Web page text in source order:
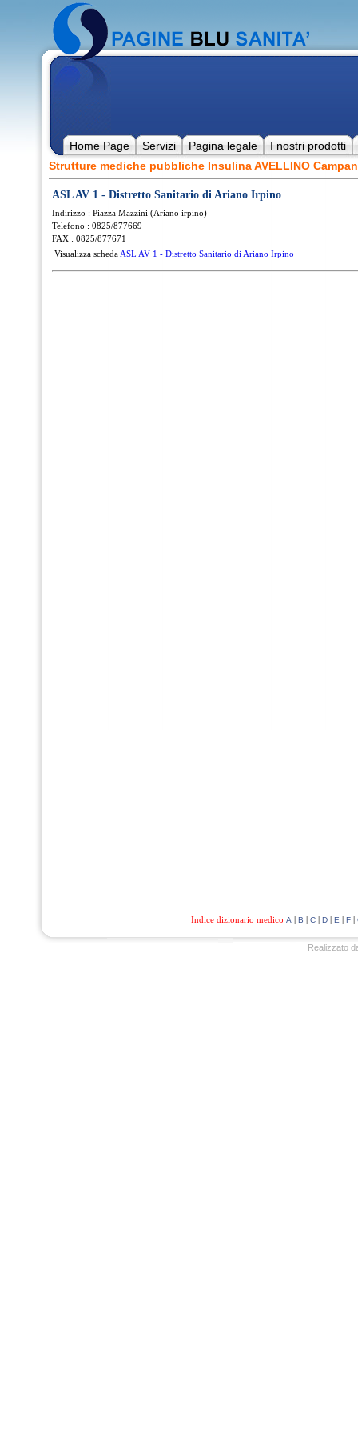
Home Page Servizi Pagina legale
I nostri prodotti
Strutture mediche pubbliche Insulina AVELLINO
ASL AV 1 - Distretto Sanitario di Ariano Irpino
Indirizzo : Piazza Mazzini (Ariano irpino)
Telefono : 0825/877669
FAX : 0825/877671
Visualizza scheda ASL AV 1 - Distretto Sanitario di Ariano Irpino
Indice dizionario medico A | B | C| D| E | F|
Realizzato